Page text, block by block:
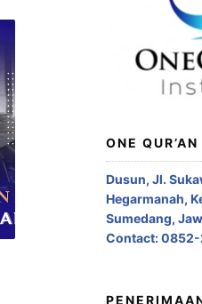
ONE
Dusun, Jl.
Hegarmanah,
Sumedang,
Contact: